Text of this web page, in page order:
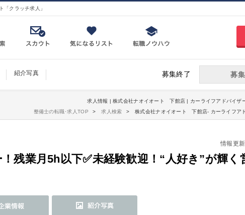
「クラッチ求人」
紹介写真 募
募集終了
求人情報 | 株式会社ナオイオート 下館店 | カーライフアドバイザ
整備士の転職･求人TOP
求人検索 株式会社ナオイオート 下館店- カーライフア
情報更
残業月5h以下✅未経験歓迎！“人好き”が輝く